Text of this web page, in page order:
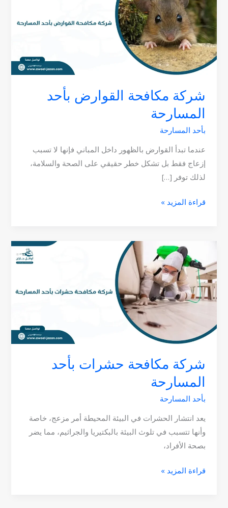
شركة مكافحة القوارض بأحد
المسارحة
بأحد المسارحة
عندما تبدأ القوارض بالظهور داخل المباني فإنها لا تسبب
إزعاج فقط بل تشكل خطر حقيقي على الصحة والسلامة،
لذلك توفر […]
القوارض
بأحد
المسارحة
قراءة المزيد »
شركة مكافحة حشرات بأحد
المسارحة
بأحد المسارحة
يعد انتشار الحشرات في البيئة المحيطة أمر مزعج، خاصة
وأنها تتسبب في تلوث البيئة بالبكتيريا والجراثيم، مما يضر
بصحة الأفراد،
شركة
مكافحة
حشرات
بأحد
المسارحة
قراءة المزيد »